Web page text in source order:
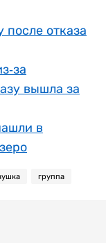
отказа
за
вышла за
в
группа